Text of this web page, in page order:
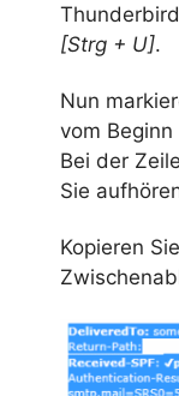
[Strg + U].
Nun
vom
Bei der
Sie
Kopieren